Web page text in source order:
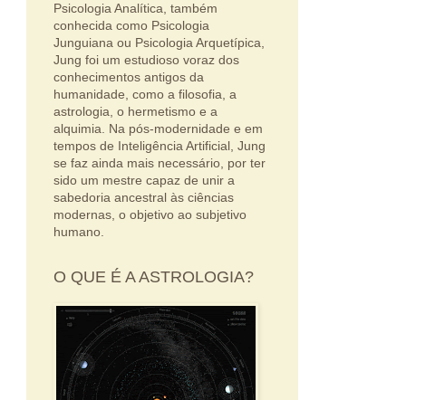
Psicologia Analítica, também
conhecida como Psicologia
Junguiana ou Psicologia Arquetípica,
Jung foi um estudioso voraz dos
conhecimentos antigos da
humanidade, como a filosofia, a
astrologia, o hermetismo e a
alquimia. Na pós-modernidade e em
tempos de Inteligência Artificial, Jung
se faz ainda mais necessário, por ter
sido um mestre capaz de unir a
sabedoria ancestral às ciências
modernas, o objetivo ao subjetivo
humano.
O QUE É A ASTROLOGIA?